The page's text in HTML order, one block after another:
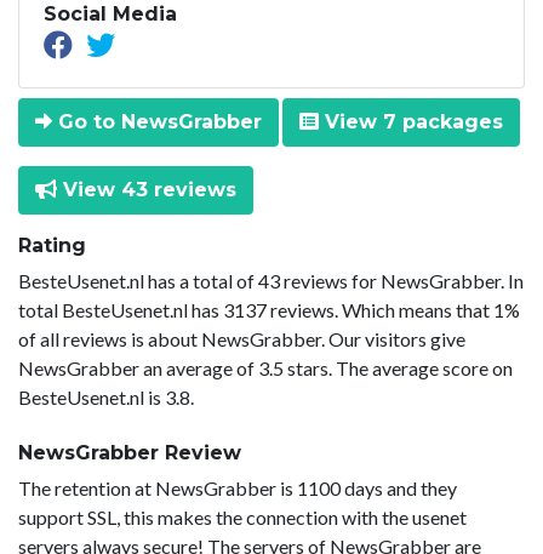
Social Media
Go to NewsGrabber View 7 packages
View 43 reviews
Rating
BesteUsenet.nl has a total of 43 reviews for NewsGrabber. In
total BesteUsenet.nl has 3137 reviews. Which means that 1%
of all reviews is about NewsGrabber. Our visitors give
NewsGrabber an average of 3.5 stars. The average score on
BesteUsenet.nl is 3.8.
NewsGrabber Review
The retention at NewsGrabber is 1100 days and they
support SSL, this makes the connection with the usenet
servers always secure! The servers of NewsGrabber are